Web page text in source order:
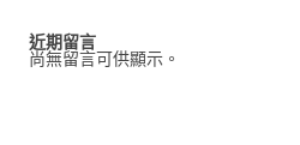
近期留言
尚無留言可供顯示。